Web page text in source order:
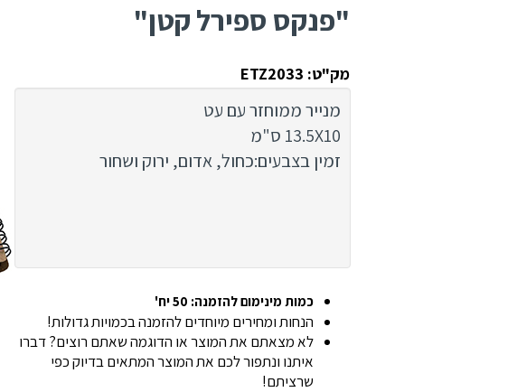
"פנקס ספירל קטן"
מק"ט: ETZ2033
מנייר ממוחזר עם עט
13.5X10 ס"מ
זמין בצבעים:כחול, אדום, ירוק ושחור
כמות מינימום להזמנה: 50 יח'
הנחות ומחירים מיוחדים להזמנה בכמויות גדולות!
לא מצאתם את המוצר או הדוגמה שאתם רוצים? דברו
איתנו ונתפור לכם את המוצר המתאים בדיוק כפי
שרציתם!